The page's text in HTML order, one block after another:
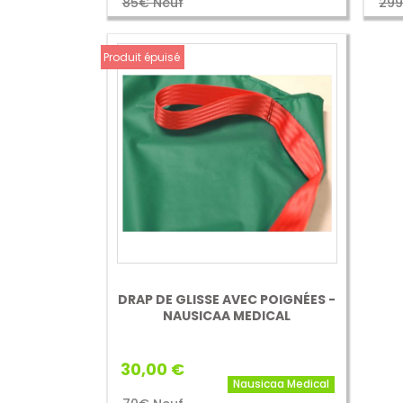
Produit épuisé
DRAP DE GLISSE AVEC POIGNÉES -
NAUSICAA MEDICAL
30,00 €
Nausicaa Medical